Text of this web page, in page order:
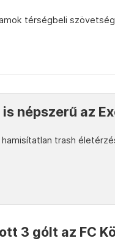
térségbeli
népszerű az
trash
3 gólt az FC